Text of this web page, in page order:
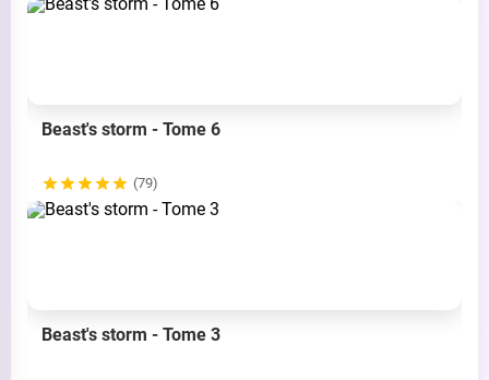
Beast's storm - Tome 6
(79)
Beast's storm - Tome 3